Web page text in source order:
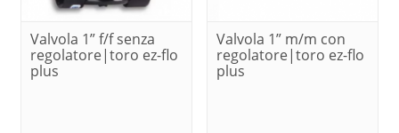
Valvola 1” f/f senza
regolatore|toro ez-flo
plus
Valvola 1” m/m con
regolatore|toro ez-flo
plus